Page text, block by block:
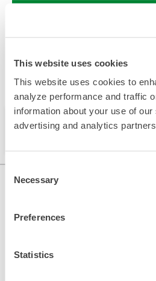
This website uses cookies
This website uses cookies to
analyze performance and traffic
information about your use of
advertising and analytics
Consent
Selection
Necessary
Preferences
Statistics
Disponible dans ces régions
Ce produit n'est pas vendu
pouvez modifier votre